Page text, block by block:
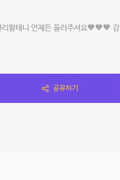
할테니 언제든 들러주셔요🧡🧡🧡 감
공유하기